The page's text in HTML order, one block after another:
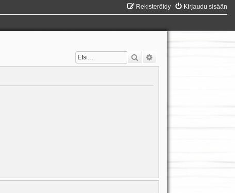
Kirjaudu sisään
Rekisteröidy
Etsi